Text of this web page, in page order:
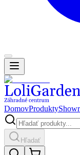
DomovProdukty
Hľadať